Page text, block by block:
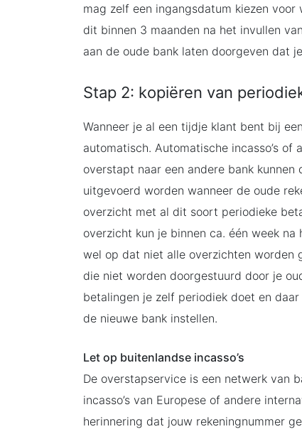
mag zelf een ingangsdatum kiezen
dit binnen 3 maanden na het invullen
aan de oude bank laten doorgeven dat
Stap 2: kopiëren van
Wanneer je al een tijdje klant bent bij
automatisch. Automatische incasso’s
overstapt naar een andere bank
uitgevoerd worden wanneer de oude
overzicht met al dit soort periodieke
overzicht kun je binnen ca. één week
wel op dat niet alle overzichten worden
die niet worden doorgestuurd door je
betalingen je zelf periodiek doet en
de nieuwe bank instellen.
Let op buitenlandse incasso’s
De overstapservice is een netwerk van
incasso’s van Europese of andere
herinnering dat jouw rekeningnummer